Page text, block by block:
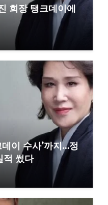
회장 탱크데이에
데이 수사’까지…정
적 썼다